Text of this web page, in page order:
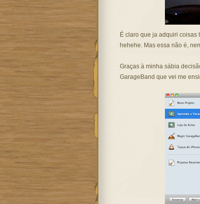
É claro que ja adquiri coisas
hehehe. Mas essa não é,
Graças à minha sábia
GarageBand que vei me